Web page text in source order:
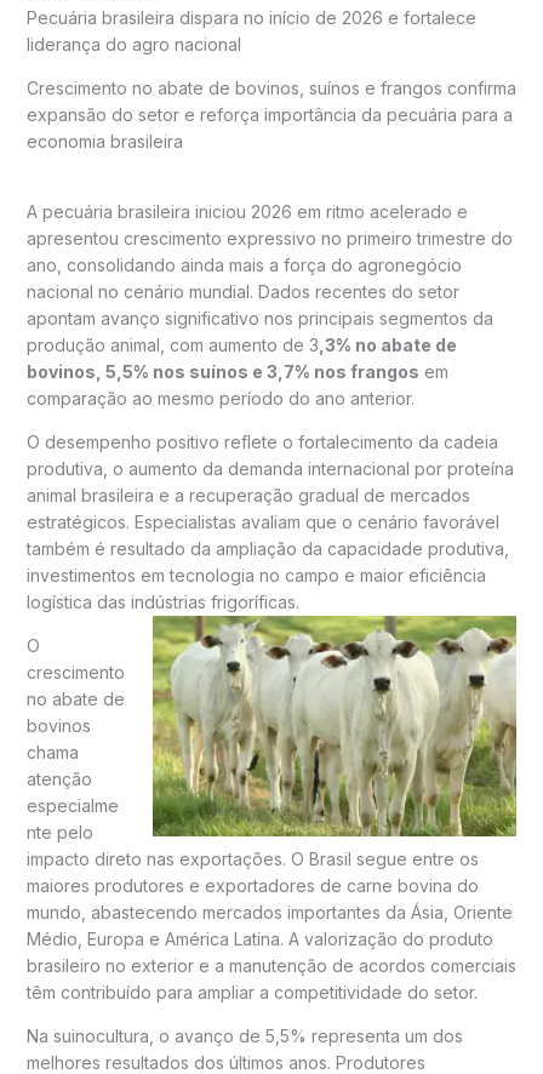
Pecuária brasileira dispara no início de 2026 e fortalece
liderança do agro nacional
Crescimento no abate de bovinos, suínos e frangos confirma
expansão do setor e reforça importância da pecuária para a
economia brasileira
A pecuária brasileira iniciou 2026 em ritmo acelerado e
apresentou crescimento expressivo no primeiro trimestre do
ano, consolidando ainda mais a força do agronegócio
nacional no cenário mundial. Dados recentes do setor
apontam avanço significativo nos principais segmentos da
produção animal, com aumento de 3 ,3% no abate de
bovinos, 5,5% nos suínos e 3,7% nos frangos em
comparação ao mesmo período do ano anterior.
O desempenho positivo reflete o fortalecimento da cadeia
produtiva, o aumento da demanda internacional por proteína
animal brasileira e a recuperação gradual de mercados
estratégicos. Especialistas avaliam que o cenário favorável
também é resultado da ampliação da capacidade produtiva,
investimentos em tecnologia no campo e maior eficiência
logística das indústrias frigoríficas.
O
crescimento
no abate de
bovinos
chama
atenção
especialme
nte pelo
impacto direto nas exportações. O Brasil segue entre os
maiores produtores e exportadores de carne bovina do
mundo, abastecendo mercados importantes da Ásia, Oriente
Médio, Europa e América Latina. A valorização do produto
brasileiro no exterior e a manutenção de acordos comerciais
têm contribuído para ampliar a competitividade do setor.
Na suinocultura, o avanço de 5,5% representa um dos
melhores resultados dos últimos anos. Produtores